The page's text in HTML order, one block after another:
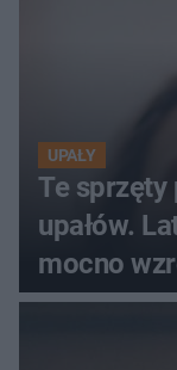
UPAŁY
Te sprzęty
upałów.
mocno